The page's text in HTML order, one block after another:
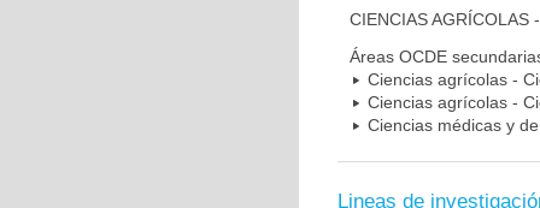
CIENCIAS AGRÍCOLAS
Áreas OCDE
Ciencias agrícolas -
Ciencias agrícolas -
Ciencias médicas y
Lineas de